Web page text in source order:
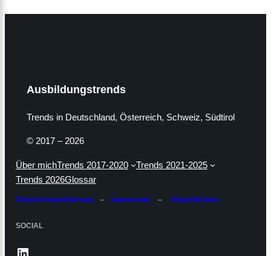
Ausbildungstrends
Trends in Deutschland, Österreich, Schweiz, Südtirol
© 2017 – 2026
Über michTrends 2017-2020
Trends 2021-2025
Trends 2026Glossar
Datenschutzerklärung– Impressum – Blogroll/Links
SOCIAL
LinkedIn